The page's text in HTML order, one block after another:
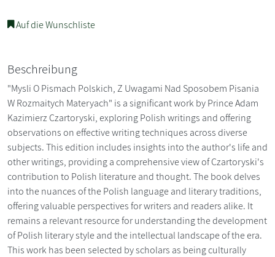
Auf die Wunschliste
Beschreibung
"Mysli O Pismach Polskich, Z Uwagami Nad Sposobem Pisania
W Rozmaitych Materyach" is a significant work by Prince Adam
Kazimierz Czartoryski, exploring Polish writings and offering
observations on effective writing techniques across diverse
subjects. This edition includes insights into the author's life and
other writings, providing a comprehensive view of Czartoryski's
contribution to Polish literature and thought. The book delves
into the nuances of the Polish language and literary traditions,
offering valuable perspectives for writers and readers alike. It
remains a relevant resource for understanding the development
of Polish literary style and the intellectual landscape of the era.
This work has been selected by scholars as being culturally